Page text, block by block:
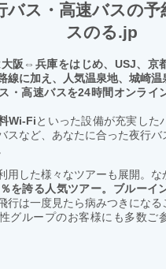
バス・高速バスの予
スのる.jp
阪⇔兵庫をはじめ、USJ、京
線に加え、人気温泉地、城崎
・高速バスを24時間オンライ
Wi-Fiといった設備が充実した
スなど、あなたに合った夜行バ
用した様々なツアーも展開。な
を誇る人気ツアー。ブルーイ
行は一度見たら病みつきにな
グループのお客様にも多数ご